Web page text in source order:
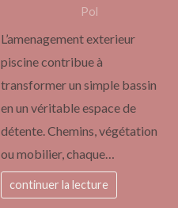
Pol
L’amenagement exterieur
piscine contribue à
transformer un simple bassin
en un véritable espace de
détente. Chemins, végétation
ou mobilier, chaque…
continuer la lecture